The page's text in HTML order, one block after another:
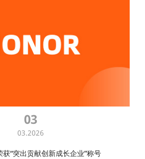
03
03.2026
“突出贡献创新成长企业”称号